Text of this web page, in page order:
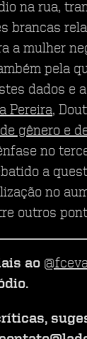
na rua,
brancas
a mulher
pela
dados e
Pereira,
gênero e
no
a
no
outros
ao